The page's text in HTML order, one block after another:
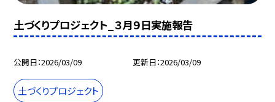
土づくりプロジェクト_３月９日実施報告
公開日 2026/03/09 更新日 2026/03/09
土づくりプロジェクト